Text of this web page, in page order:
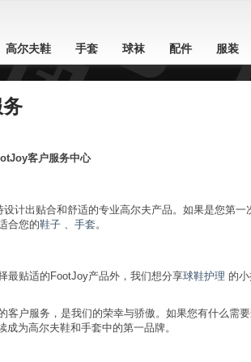
高尔夫鞋 手套 球袜 配件 服装
客户服务中心
设计出贴合和舒适的专业高尔夫产品。如果是您第
合您的鞋子、 手套。
最贴适的FootJoy产品外，我们想分享球鞋护理 的
客户服务，是我们的荣幸与骄傲。如果您有什么需
成为高尔夫鞋和手套中的第一品牌。